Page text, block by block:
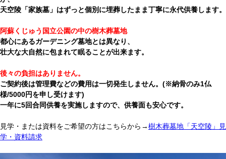
天空陵「家族墓」はずっと個別に埋葬したまま丁寧に永代供養します。
阿蘇くじゅう国立公園の中の樹木葬墓地
都心にあるガーデニング墓地とは異なり、
壮大な大自然に包まれて眠ることが出来ます。
後々の負担はありません。
ご契約後は管理費などの費用は一切発生しません。(※納骨のみ1仏
様/5000円を申し受けます)
一年に5回合同供養を実施しますので、供養面も安心です。
見学・または資料をご希望の方はこちらから→樹木葬墓地「天空陵」見
学・資料請求